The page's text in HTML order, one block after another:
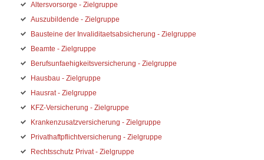
Altersvorsorge - Zielgruppe
Auszubildende - Zielgruppe
Bausteine der Invaliditaetsabsicherung - Zielgruppe
Beamte - Zielgruppe
Berufsunfaehigkeitsversicherung - Zielgruppe
Hausbau - Zielgruppe
Hausrat - Zielgruppe
KFZ-Versicherung - Zielgruppe
Krankenzusatzversicherung - Zielgruppe
Privathaftpflichtversicherung - Zielgruppe
Rechtsschutz Privat - Zielgruppe